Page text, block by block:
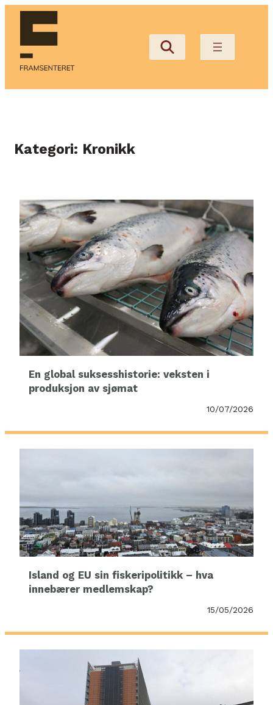
Hopp
innhold
Kategori: Kronikk
En global suksesshistorie: veksten i
produksjon av sjømat
10/07/2026
Island og EU sin fiskeripolitikk – hva
innebærer medlemskap?
15/05/2026